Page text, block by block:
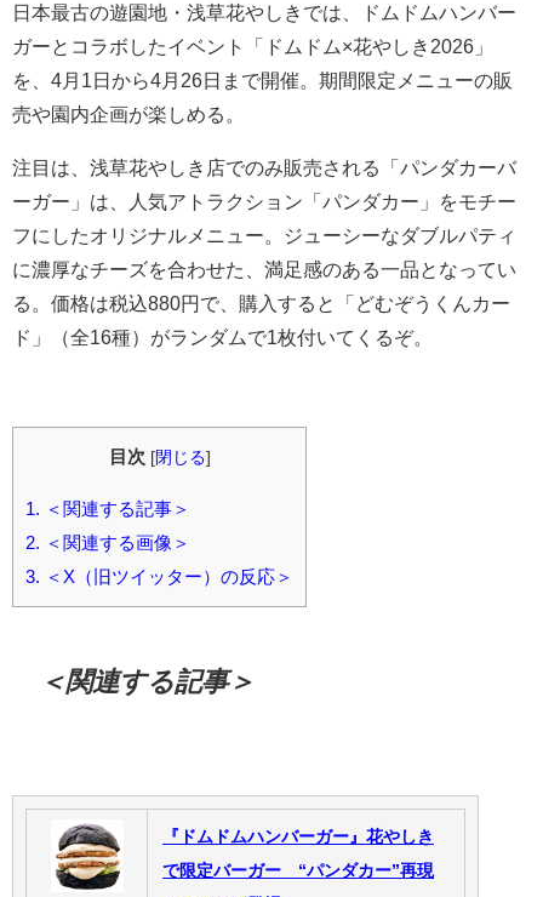
日本最古の遊園地・浅草花やしきでは、ドムドムハンバー
ガーとコラボしたイベント「ドムドム×花やしき2026」
を、4月1日から4月26日まで開催。期間限定メニューの販
売や園内企画が楽しめる。
注目は、浅草花やしき店でのみ販売される「パンダカーバ
ーガー」は、人気アトラクション「パンダカー」をモチー
フにしたオリジナルメニュー。ジューシーなダブルパティ
に濃厚なチーズを合わせた、満足感のある一品となってい
る。価格は税込880円で、購入すると「どむぞうくんカー
ド」（全16種）がランダムで1枚付いてくるぞ。
目次 [閉じる]
1. ＜関連する記事＞
2. ＜関連する画像＞
3. ＜X（旧ツイッター）の反応＞
＜関連する記事＞
『ドムドムハンバーガー』花やしき
で限定バーガー “パンダカー”再現